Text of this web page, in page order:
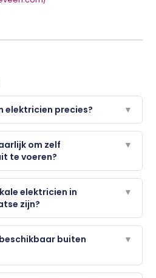
elektricien precies? ▼
om zelf
te voeren?
▼
elektricien in
zijn?
▼
buiten
▼